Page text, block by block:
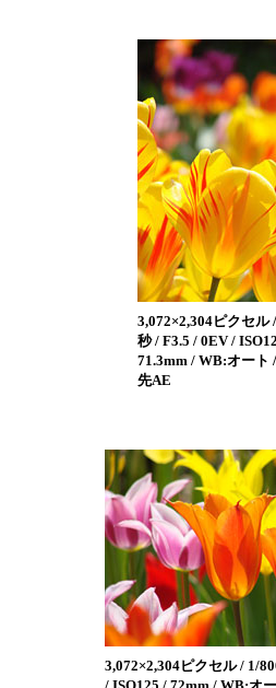
3,072×2,304ピクセル
秒 / F3.5 / 0EV /
71.3mm / WB:オート
先AE
3,072×2,304ピクセル / 1/